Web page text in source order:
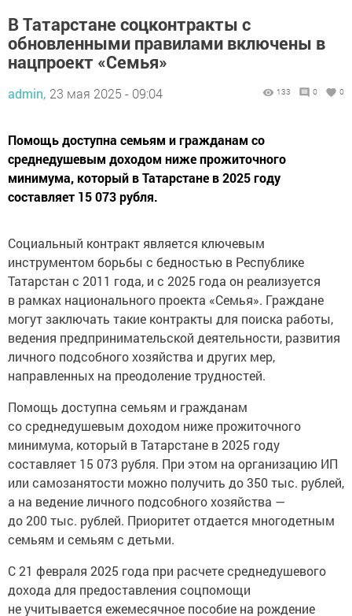
В Татарстане соцконтракты с
обновленными правилами включены в
нацпроект «Семья»
admin, 23 мая 2025 - 09:04 133 0 0
Помощь доступна семьям и гражданам со
среднедушевым доходом ниже прожиточного
минимума, который в Татарстане в 2025 году
составляет 15 073 рубля.
Социальный контракт является ключевым
инструментом борьбы с бедностью в Республике
Татарстан с 2011 года, и с 2025 года он реализуется
в рамках национального проекта «Семья». Граждане
могут заключать такие контракты для поиска работы,
ведения предпринимательской деятельности, развития
личного подсобного хозяйства и других мер,
направленных на преодоление трудностей.
Помощь доступна семьям и гражданам
со среднедушевым доходом ниже прожиточного
минимума, который в Татарстане в 2025 году
составляет 15 073 рубля. При этом на организацию ИП
или самозанятости можно получить до 350 тыс. рублей,
а на ведение личного подсобного хозяйства —
до 200 тыс. рублей. Приоритет отдается многодетным
семьям и семьям с детьми.
С 21 февраля 2025 года при расчете среднедушевого
дохода для предоставления соцпомощи
не учитывается ежемесячное пособие на рождение